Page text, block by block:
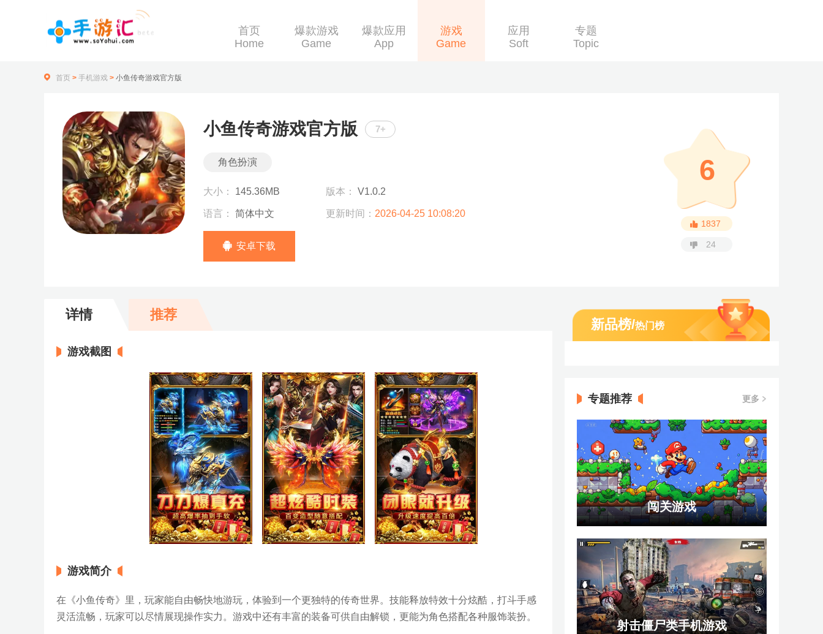
首页
Home
爆款游戏
Game
爆款应用
App
游戏
Game
应用
Soft
专题
Topic
首页 > 手机游戏 > 小鱼传奇游戏官方版
小鱼传奇游戏官方版 7+
角色扮演
大小： 145.36MB 版本： V1.0.2
语言： 简体中文 更新时间： 2026-04-25 10:08:20
安卓下载
6
1837
24
详情 推荐
游戏截图
游戏简介
在《小鱼传奇》里，玩家能自由畅快地游玩，体验到一个更独特的传奇世界。技能释放特效十分炫酷，打斗手感
灵活流畅，玩家可以尽情展现操作实力。游戏中还有丰富的装备可供自由解锁，更能为角色搭配各种服饰装扮。
新品榜/热门榜
专题推荐 更多
闯关游戏
射击僵尸类手机游戏